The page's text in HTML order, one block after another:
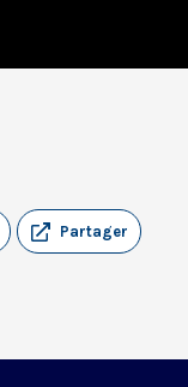
Partager